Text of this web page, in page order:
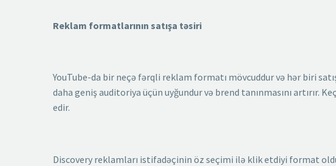
Reklam formatlarının satışa təsiri
YouTube-da bir neçə fərqli reklam formatı mövcuddur və hər biri
daha geniş auditoriya üçün uyğundur və brend tanınmasını
edir.
Discovery reklamları istifadəçinin öz seçimi ilə klik etdiyi format